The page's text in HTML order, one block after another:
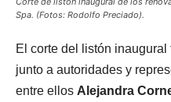
Spa. (Fotos: Rodolfo Preciado).
El corte del listón
junto a autoridades y
entre ellos Alejandra